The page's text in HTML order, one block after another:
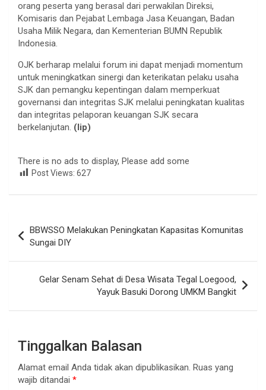
orang peserta yang berasal dari perwakilan Direksi,
Komisaris dan Pejabat Lembaga Jasa Keuangan, Badan
Usaha Milik Negara, dan Kementerian BUMN Republik
Indonesia.
OJK berharap melalui forum ini dapat menjadi momentum
untuk meningkatkan sinergi dan keterikatan pelaku usaha
SJK dan pemangku kepentingan dalam memperkuat
governansi dan integritas SJK melalui peningkatan kualitas
dan integritas pelaporan keuangan SJK secara
berkelanjutan. (lip)
There is no ads to display, Please add some
Post Views: 627
pos
BBWSSO Melakukan Peningkatan Kapasitas Komunitas
Sungai DIY
Gelar Senam Sehat di Desa Wisata Tegal Loegood,
Yayuk Basuki Dorong UMKM Bangkit
Tinggalkan Balasan
Alamat email Anda tidak akan dipublikasikan. Ruas yang
wajib ditandai *